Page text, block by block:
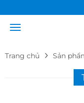
Trang chủ Sản